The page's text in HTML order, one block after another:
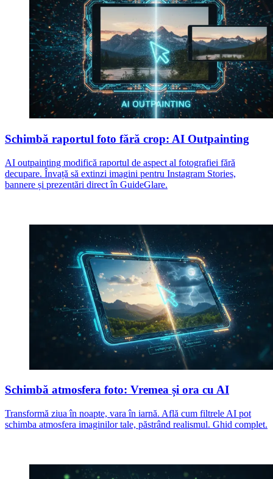
Schimbă raportul foto fără crop: AI Outpainting
AI outpainting modifică raportul de aspect al fotografiei fără
decupare. Învață să extinzi imagini pentru Instagram Stories,
bannere și prezentări direct în GuideGlare.
Schimbă atmosfera foto: Vremea și ora cu AI
Transformă ziua în noapte, vara în iarnă. Află cum filtrele AI pot
schimba atmosfera imaginilor tale, păstrând realismul. Ghid complet.